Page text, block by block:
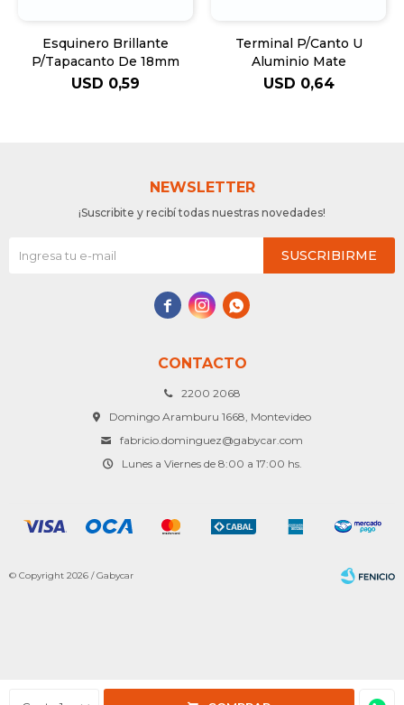
Esquinero Brillante
P/Tapacanto De 18mm
USD 0,59
Terminal P/Canto U
Aluminio Mate
USD 0,64
CONTACTO
2200 2068
Domingo Aramburu 1668, Montevideo
fabricio.dominguez@gabycar.com
Lunes a Viernes de 8:00 a 17:00 hs.
NEWSLETTER
¡Suscribite y recibí todas nuestras novedades!
SUSCRIBIRME
  
© Copyright 2026 / Gabycar
Fenicio